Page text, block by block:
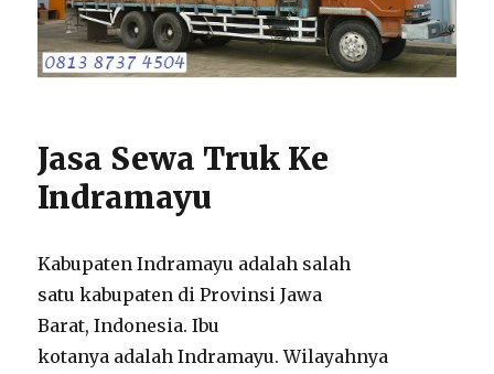
Jasa Sewa Truk Ke
Indramayu
Kabupaten Indramayu adalah salah
satu kabupaten di Provinsi Jawa
Barat, Indonesia. Ibu
kotanya adalah Indramayu. Wilayahnya